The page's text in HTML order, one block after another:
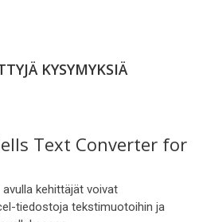
KYSYMYKSIÄ
Text Converter for
kehittäjät voivat
tiedostoja tekstimuotoihin ja